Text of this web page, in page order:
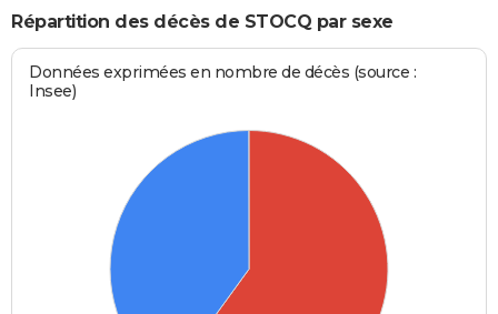
Répartition des décès de STOCQ par sexe
Données exprimées en nombre de décès (source :
Insee)